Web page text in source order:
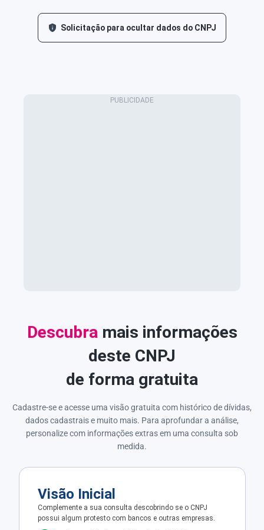
Solicitação para ocultar dados do CNPJ
Descubra mais informações
deste CNPJ
de forma gratuita
Cadastre-se e acesse uma visão gratuita com histórico de dívidas,
dados cadastrais e muito mais. Para aprofundar a análise,
personalize com informações extras em uma consulta sob
medida.
Visão Inicial
Complemente a sua consulta descobrindo se o CNPJ
possui algum protesto com bancos e outras empresas.